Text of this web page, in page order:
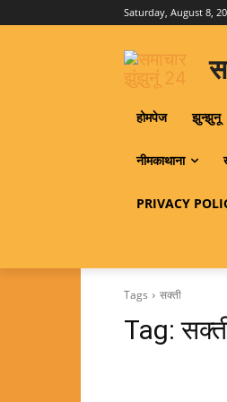
Saturday, August 8,
होमपेज झुन्झुनू
नीमकाथाना
PRIVACY
Tags सक्ती
Tag: